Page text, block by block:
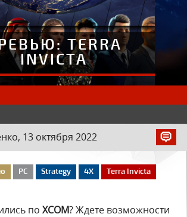
TERRA
INVICTA
13 октября 2022
PC Strategy 4X Terra Invicta
по XCOM? Ждете возможности